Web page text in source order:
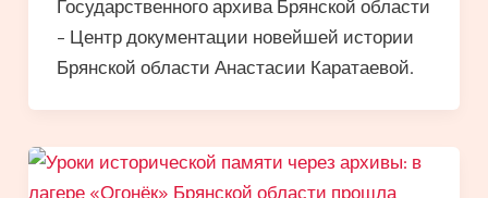
Государственного архива Брянской области
– Центр документации новейшей истории
Брянской области Анастасии Каратаевой.